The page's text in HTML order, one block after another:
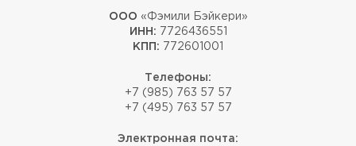
ООО «Фэмили Бэйкери»
ИНН: 7726436551
КПП: 772601001
Телефоны:
+7 (985) 763 57 57
+7 (495) 763 57 57
Электронная почта: